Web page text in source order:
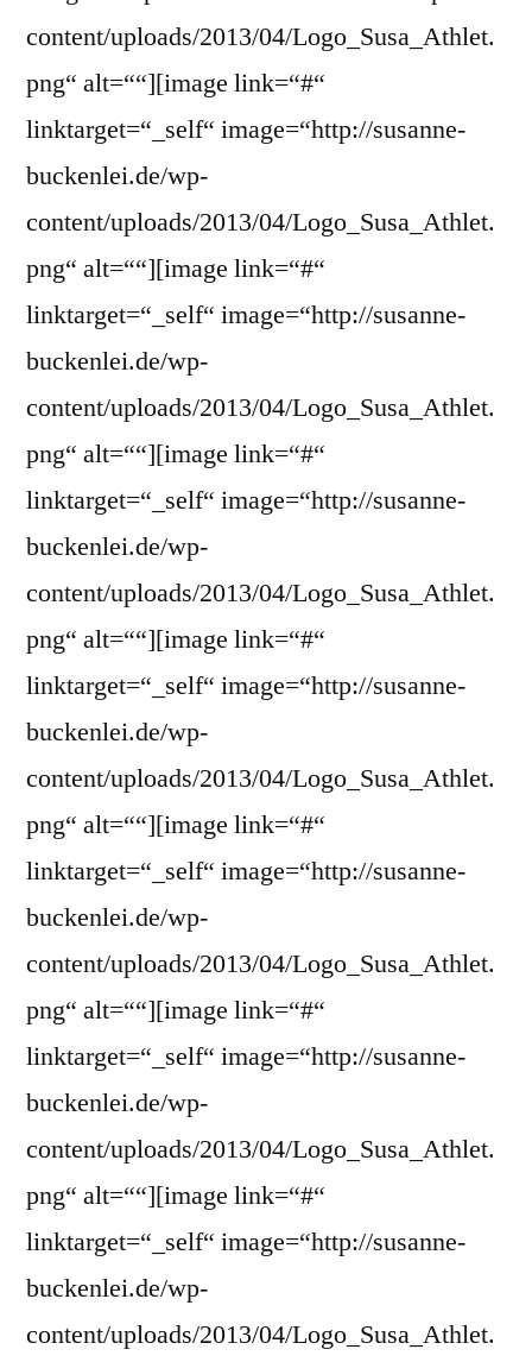
content/uploads/2013/04/Logo_Susa_Athlet.
png“ alt=““][image link=“#“
linktarget=“_self“ image=“http://susanne-
buckenlei.de/wp-
content/uploads/2013/04/Logo_Susa_Athlet.
png“ alt=““][image link=“#“
linktarget=“_self“ image=“http://susanne-
buckenlei.de/wp-
content/uploads/2013/04/Logo_Susa_Athlet.
png“ alt=““][image link=“#“
linktarget=“_self“ image=“http://susanne-
buckenlei.de/wp-
content/uploads/2013/04/Logo_Susa_Athlet.
png“ alt=““][image link=“#“
linktarget=“_self“ image=“http://susanne-
buckenlei.de/wp-
content/uploads/2013/04/Logo_Susa_Athlet.
png“ alt=““][image link=“#“
linktarget=“_self“ image=“http://susanne-
buckenlei.de/wp-
content/uploads/2013/04/Logo_Susa_Athlet.
png“ alt=““][image link=“#“
linktarget=“_self“ image=“http://susanne-
buckenlei.de/wp-
content/uploads/2013/04/Logo_Susa_Athlet.
png“ alt=““][image link=“#“
linktarget=“_self“ image=“http://susanne-
buckenlei.de/wp-
content/uploads/2013/04/Logo_Susa_Athlet.